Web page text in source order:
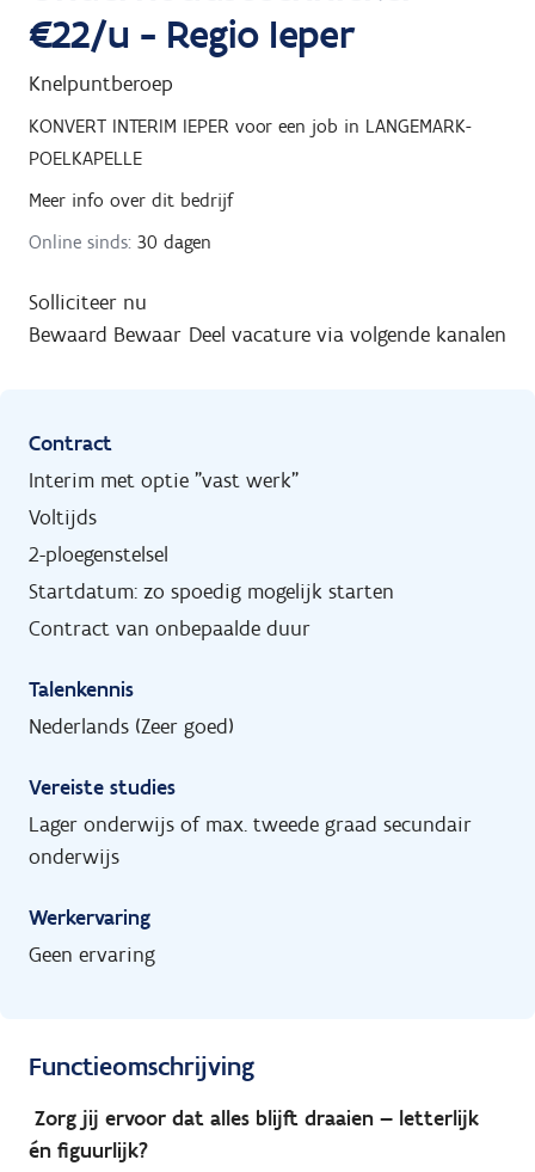
€22/u - Regio Ieper
Knelpuntberoep
KONVERT INTERIM IEPER voor een job in LANGEMARK-
POELKAPELLE
Meer info over dit bedrijf
Online sinds: 30 dagen
Solliciteer nu
Bewaard Bewaar Deel vacature via volgende kanalen
Contract
Interim met optie "vast werk"
Voltijds
2-ploegenstelsel
Startdatum: zo spoedig mogelijk starten
Contract van onbepaalde duur
Talenkennis
Nederlands (Zeer goed)
Vereiste studies
Lager onderwijs of max. tweede graad secundair
onderwijs
Werkervaring
Geen ervaring
Functieomschrijving
Zorg jij ervoor dat alles blijft draaien — letterlijk
én figuurlijk?